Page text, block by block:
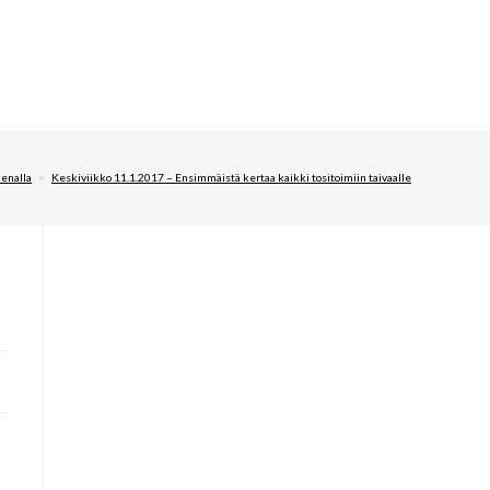
> Keskiviikko 11.1.2017 – Ensimmäistä kertaa kaikki tositoimiin taivaalle